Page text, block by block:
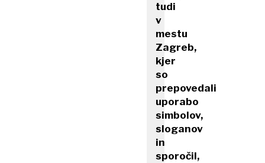
tudi
v
mestu
Zagreb,
kjer
so
prepovedali
uporabo
simbolov,
sloganov
in
sporočil,